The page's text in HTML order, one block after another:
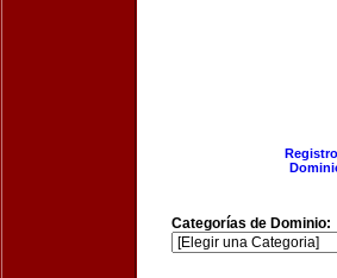
Categorías de Dominio: